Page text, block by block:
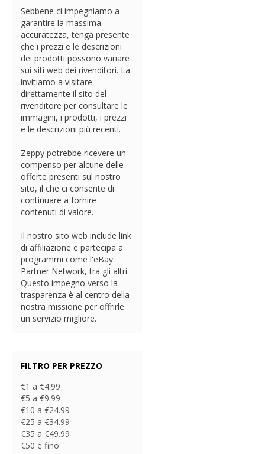
Sebbene ci impegniamo a
garantire la massima
accuratezza, tenga presente
che i prezzi e le descrizioni
dei prodotti possono variare
sui siti web dei rivenditori. La
invitiamo a visitare
direttamente il sito del
rivenditore per consultare le
immagini, i prodotti, i prezzi
e le descrizioni più recenti.
Zeppy potrebbe ricevere un
compenso per alcune delle
offerte presenti sul nostro
sito, il che ci consente di
continuare a fornire
contenuti di valore.
Il nostro sito web include link
di affiliazione e partecipa a
programmi come l'eBay
Partner Network, tra gli altri.
Questo impegno verso la
trasparenza è al centro della
nostra missione per offrirle
un servizio migliore.
FILTRO PER PREZZO
€1 a €4.99
€5 a €9.99
€10 a €24.99
€25 a €34.99
€35 a €49.99
€50 e fino